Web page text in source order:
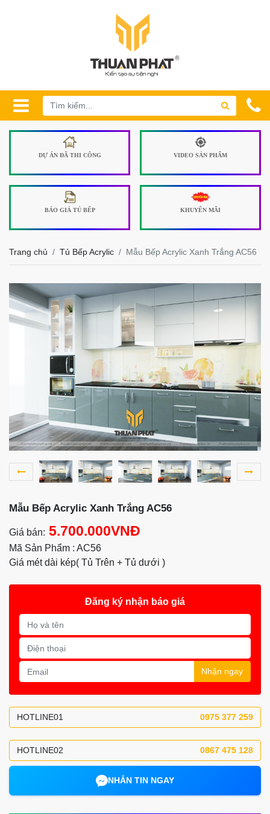
DỰ ÁN ĐÃ THI CÔNG VIDEO SẢN PHẨM
BÁO GIÁ TỦ BẾP KHUYẾN MÃI
Trang chủ Tủ Bếp Acrylic Mẫu Bếp Acrylic Xanh Trắng AC56
Mẫu Bếp Acrylic Xanh Trắng AC56
Giá bán: 5.700.000VNĐ
Mã Sản Phẩm : AC56
Giá mét dài kép( Tủ Trên + Tủ dưới )
Đăng ký nhận báo giá
Nhận ngay
HOTLINE01 0975 377 259
HOTLINE02 0867 475 128
NHẮN TIN NGAY